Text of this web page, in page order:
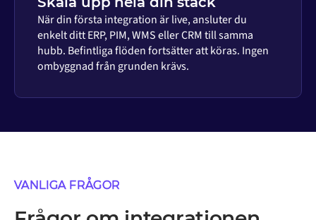
När din första integration är live, ansluter du
enkelt ditt ERP, PIM, WMS eller CRM till samma
hubb. Befintliga flöden fortsätter att köras. Ingen
ombyggnad från grunden krävs.
VANLIGA FRÅGOR